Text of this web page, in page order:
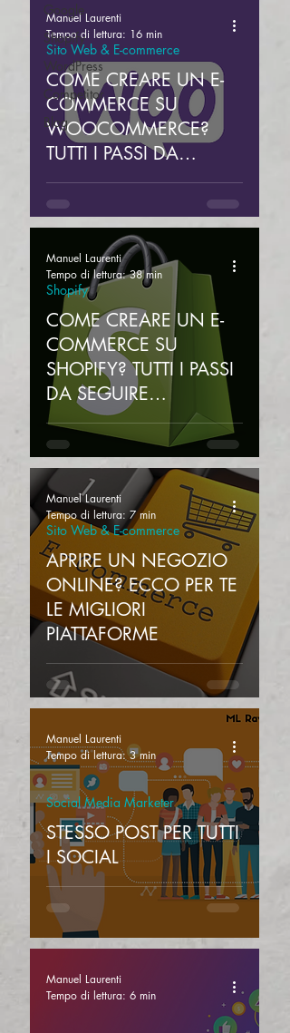
Google
Shopify
WordPress
Competitor
Blog
COME CREARE UN E-
COMMERCE SU
WOOCOMMERCE?
TUTTI I PASSI DA
SEGUIRE DALL'INIZIO
ALLA FINE
Sito Web & E-commerce
Manuel Laurenti
Tempo di lettura: 16 min
COME CREARE UN E-
COMMERCE SU
SHOPIFY? TUTTI I PASSI
DA SEGUIRE
DALL'INIZIO ALLA FINE
Shopify
Manuel Laurenti
Tempo di lettura: 38 min
APRIRE UN NEGOZIO
ONLINE? ECCO PER TE
LE MIGLIORI
PIATTAFORME
Sito Web & E-commerce
Manuel Laurenti
Tempo di lettura: 7 min
STESSO POST PER TUTTI
I SOCIAL
Social Media Marketer
Manuel Laurenti
Tempo di lettura: 3 min
Manuel Laurenti
Tempo di lettura: 6 min